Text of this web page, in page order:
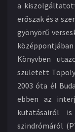
a
erőszak és a
gyönyörű
Könyvben
született
2003 óta él
ebben az
kutatásairól
szindrómáról